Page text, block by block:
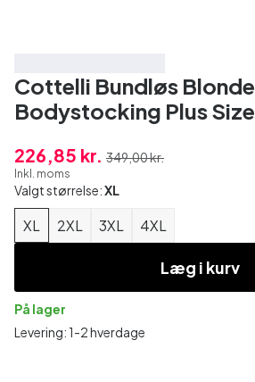
Cottelli Bundløs Blonde
Bodystocking Plus Size
226,85 kr. 349,00 kr.
Inkl. moms
Valgt størrelse:XL
XL 2XL 3XL 4XL
Læg i kurv
På lager
Levering: 1-2 hverdage